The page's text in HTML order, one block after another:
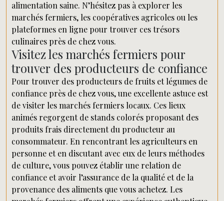
alimentation saine. N’hésitez pas à explorer les
marchés fermiers, les coopératives agricoles ou les
plateformes en ligne pour trouver ces trésors
culinaires près de chez vous.
Visitez les marchés fermiers pour
trouver des producteurs de confiance
Pour trouver des producteurs de fruits et légumes de
confiance près de chez vous, une excellente astuce est
de visiter les marchés fermiers locaux. Ces lieux
animés regorgent de stands colorés proposant des
produits frais directement du producteur au
consommateur. En rencontrant les agriculteurs en
personne et en discutant avec eux de leurs méthodes
de culture, vous pouvez établir une relation de
confiance et avoir l’assurance de la qualité et de la
provenance des aliments que vous achetez. Les